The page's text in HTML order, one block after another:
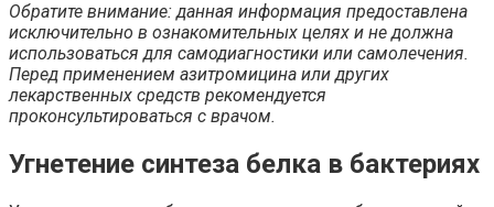
Обратите внимание: данная информация предоставлена
исключительно в ознакомительных целях и не должна
использоваться для самодиагностики или самолечения.
Перед применением азитромицина или других
лекарственных средств рекомендуется
проконсультироваться с врачом.
Угнетение синтеза белка в бактериях